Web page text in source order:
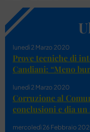
lunedì 2 Marzo 2020
Prove tecniche di
Candiani: “Meno
lunedì 2 Marzo 2020
Corruzione al
conclusioni e dia un
mercoledì 26 Febbraio